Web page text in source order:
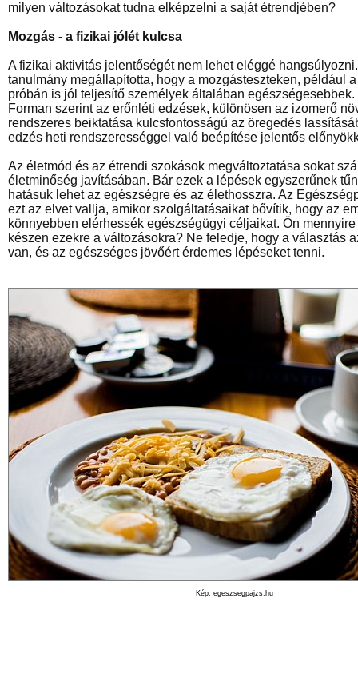
milyen változásokat tudna elképzelni a saját étrendjében?
Mozgás - a fizikai jólét kulcsa
A fizikai aktivitás jelentőségét nem lehet eléggé
tanulmány megállapította, hogy a mozgásteszteken, például
próbán is jól teljesítő személyek általában egészségesebbek.
Forman szerint az erőnléti edzések, különösen az izomerő
rendszeres beiktatása kulcsfontosságú az öregedés
edzés heti rendszerességgel való beépítése jelentős
Az életmód és az étrendi szokások megváltoztatása sokat
életminőség javításában. Bár ezek a lépések egyszerűnek
hatásuk lehet az egészségre és az élethosszra. Az
ezt az elvet vallja, amikor szolgáltatásaikat bővítik, hogy az
könnyebben elérhessék egészségügyi céljaikat. Ön
készen ezekre a változásokra? Ne feledje, hogy a választás
van, és az egészséges jövőért érdemes lépéseket tenni.
Kép: egeszsegpajzs.hu